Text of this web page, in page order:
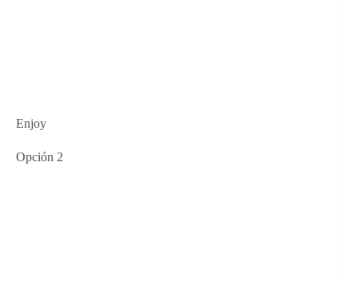
Enjoy
Opción 2